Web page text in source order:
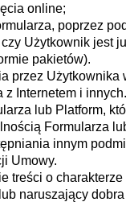
online;
poprzez
Użytkownik jest
pakietów).
przez
Internetem i
lub Platform,
Formularza
innym
Umowy.
treści o
naruszający